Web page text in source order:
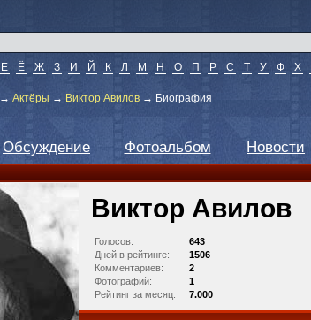
Е Ё Ж З И Й К Л М Н О П Р С Т У Ф Х
→ Актёры → Виктор Авилов → Биография
Обсуждение Фотоальбом Новости
Виктор Авилов
Голосов:
643
Дней в рейтинге:
1506
Комментариев:
2
Фотографий:
1
Рейтинг за месяц:
7.000